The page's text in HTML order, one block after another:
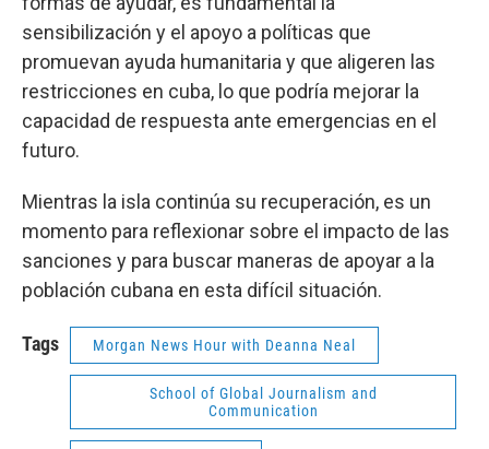
sensibilización y el apoyo a políticas que
promuevan ayuda humanitaria y que aligeren las
restricciones en cuba, lo que podría mejorar la
capacidad de respuesta ante emergencias en el
futuro.
Mientras la isla continúa su recuperación, es un
momento para reflexionar sobre el impacto de las
sanciones y para buscar maneras de apoyar a la
población cubana en esta difícil situación.
Tags Morgan News Hour with Deanna Neal
School of Global Journalism and
Communication